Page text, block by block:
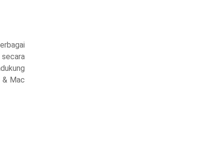
& Mac